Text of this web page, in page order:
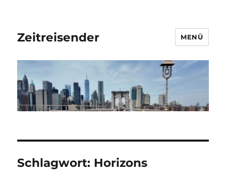
Zeitreisender MENÜ
Schlagwort: Horizons